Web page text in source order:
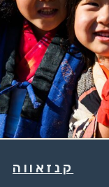
קנזאווה